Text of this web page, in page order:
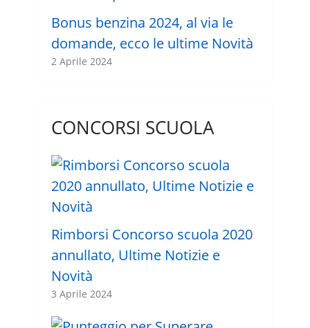
Bonus benzina 2024, al via le
domande, ecco le ultime Novità
2 Aprile 2024
CONCORSI SCUOLA
Rimborsi Concorso scuola 2020
annullato, Ultime Notizie e
Novità
3 Aprile 2024